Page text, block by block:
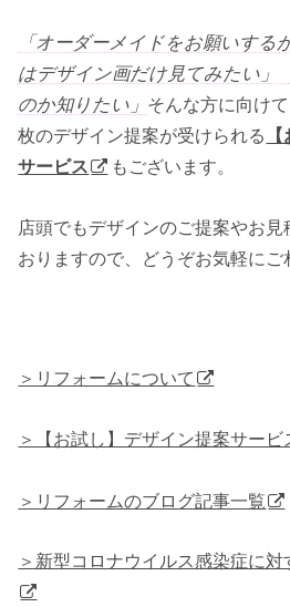
「オーダーメイドをお願いする
はデザイン画だけ見てみたい」
のか知りたい」 そんな方に向け
枚のデザイン提案が受けられる
サービス
もございます。
店頭でもデザインのご提案やお
おりますので、どうぞお気軽にご
＞リフォームについて
＞【お試し】デザイン提案サービ
＞リフォームのブログ記事一覧
＞新型コロナウイルス感染症に